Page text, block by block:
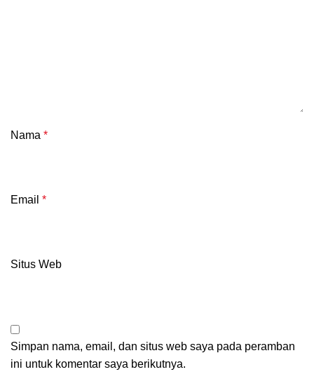
Nama *
Email *
Situs Web
Simpan nama, email, dan situs web saya pada peramban
ini untuk komentar saya berikutnya.